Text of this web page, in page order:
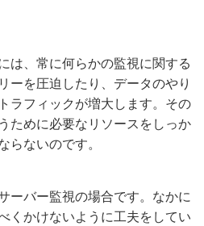
は、常に何らかの監視に関する
ーを圧迫したり、データのやり
ラフィックが増大します。その
ために必要なリソースをしっか
らないのです。
ーバー監視の場合です。なかに
くかけないように工夫をしてい